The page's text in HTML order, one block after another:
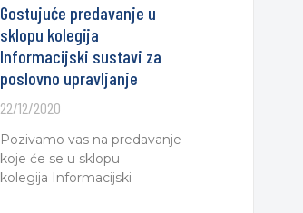
Gostujuće predavanje u
sklopu kolegija
Informacijski sustavi za
poslovno upravljanje
22/12/2020
Pozivamo vas na predavanje
koje će se u sklopu
kolegija Informacijski